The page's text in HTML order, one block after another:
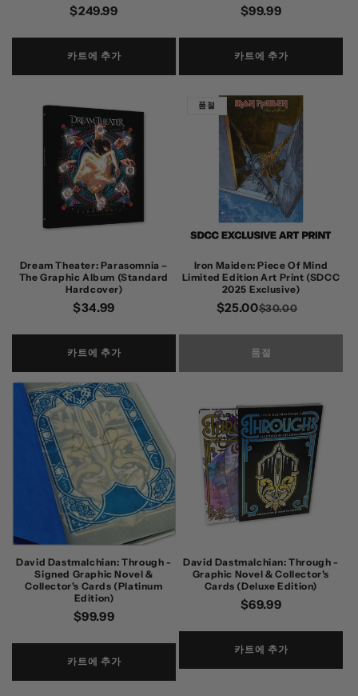
정
$249.99
카트에 추가
정
$99.99
카트에 추가
Dream Theater: Parasomnia –
The Graphic Album (Standard
Hardcover)
정
$34.99
카트에 추가
품절
Iron Maiden: Piece Of Mind
Limited Edition Art Print (SDCC
2025 Exclusive)
$30.00
$25.00
품절
David Dastmalchian: Through -
Signed Graphic Novel &
Collector's Cards (Platinum
Edition)
정
$99.99
카트에 추가
David Dastmalchian: Through -
Graphic Novel & Collector's
Cards (Deluxe Edition)
정
$69.99
카트에 추가